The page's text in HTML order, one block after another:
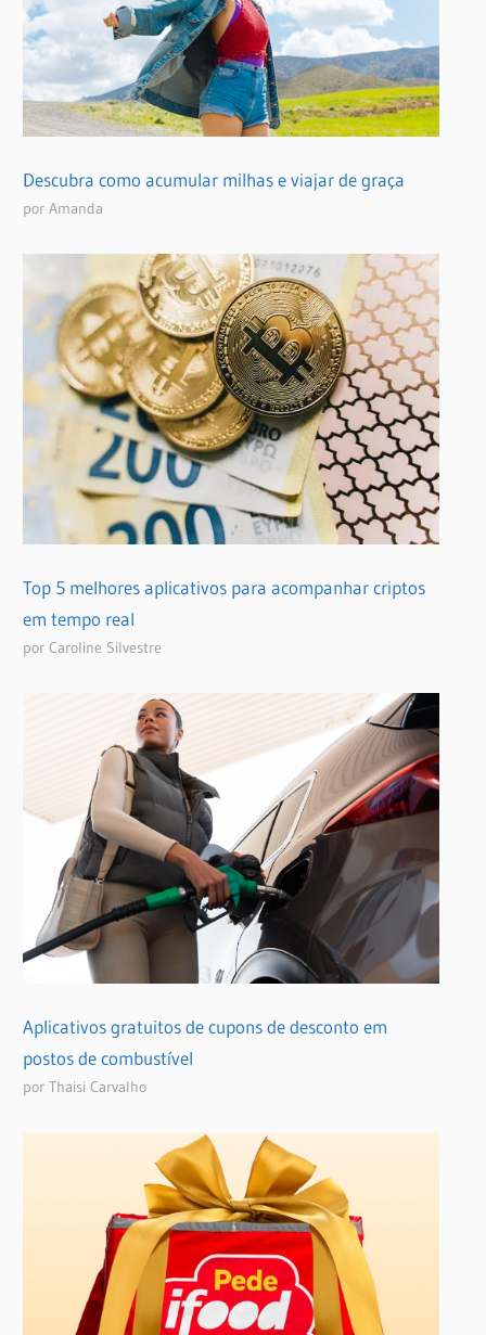
Descubra como acumular milhas e viajar de graça
por Amanda
Top 5 melhores aplicativos para acompanhar criptos
em tempo real
por Caroline Silvestre
Aplicativos gratuitos de cupons de desconto em
postos de combustível
por Thaisi Carvalho